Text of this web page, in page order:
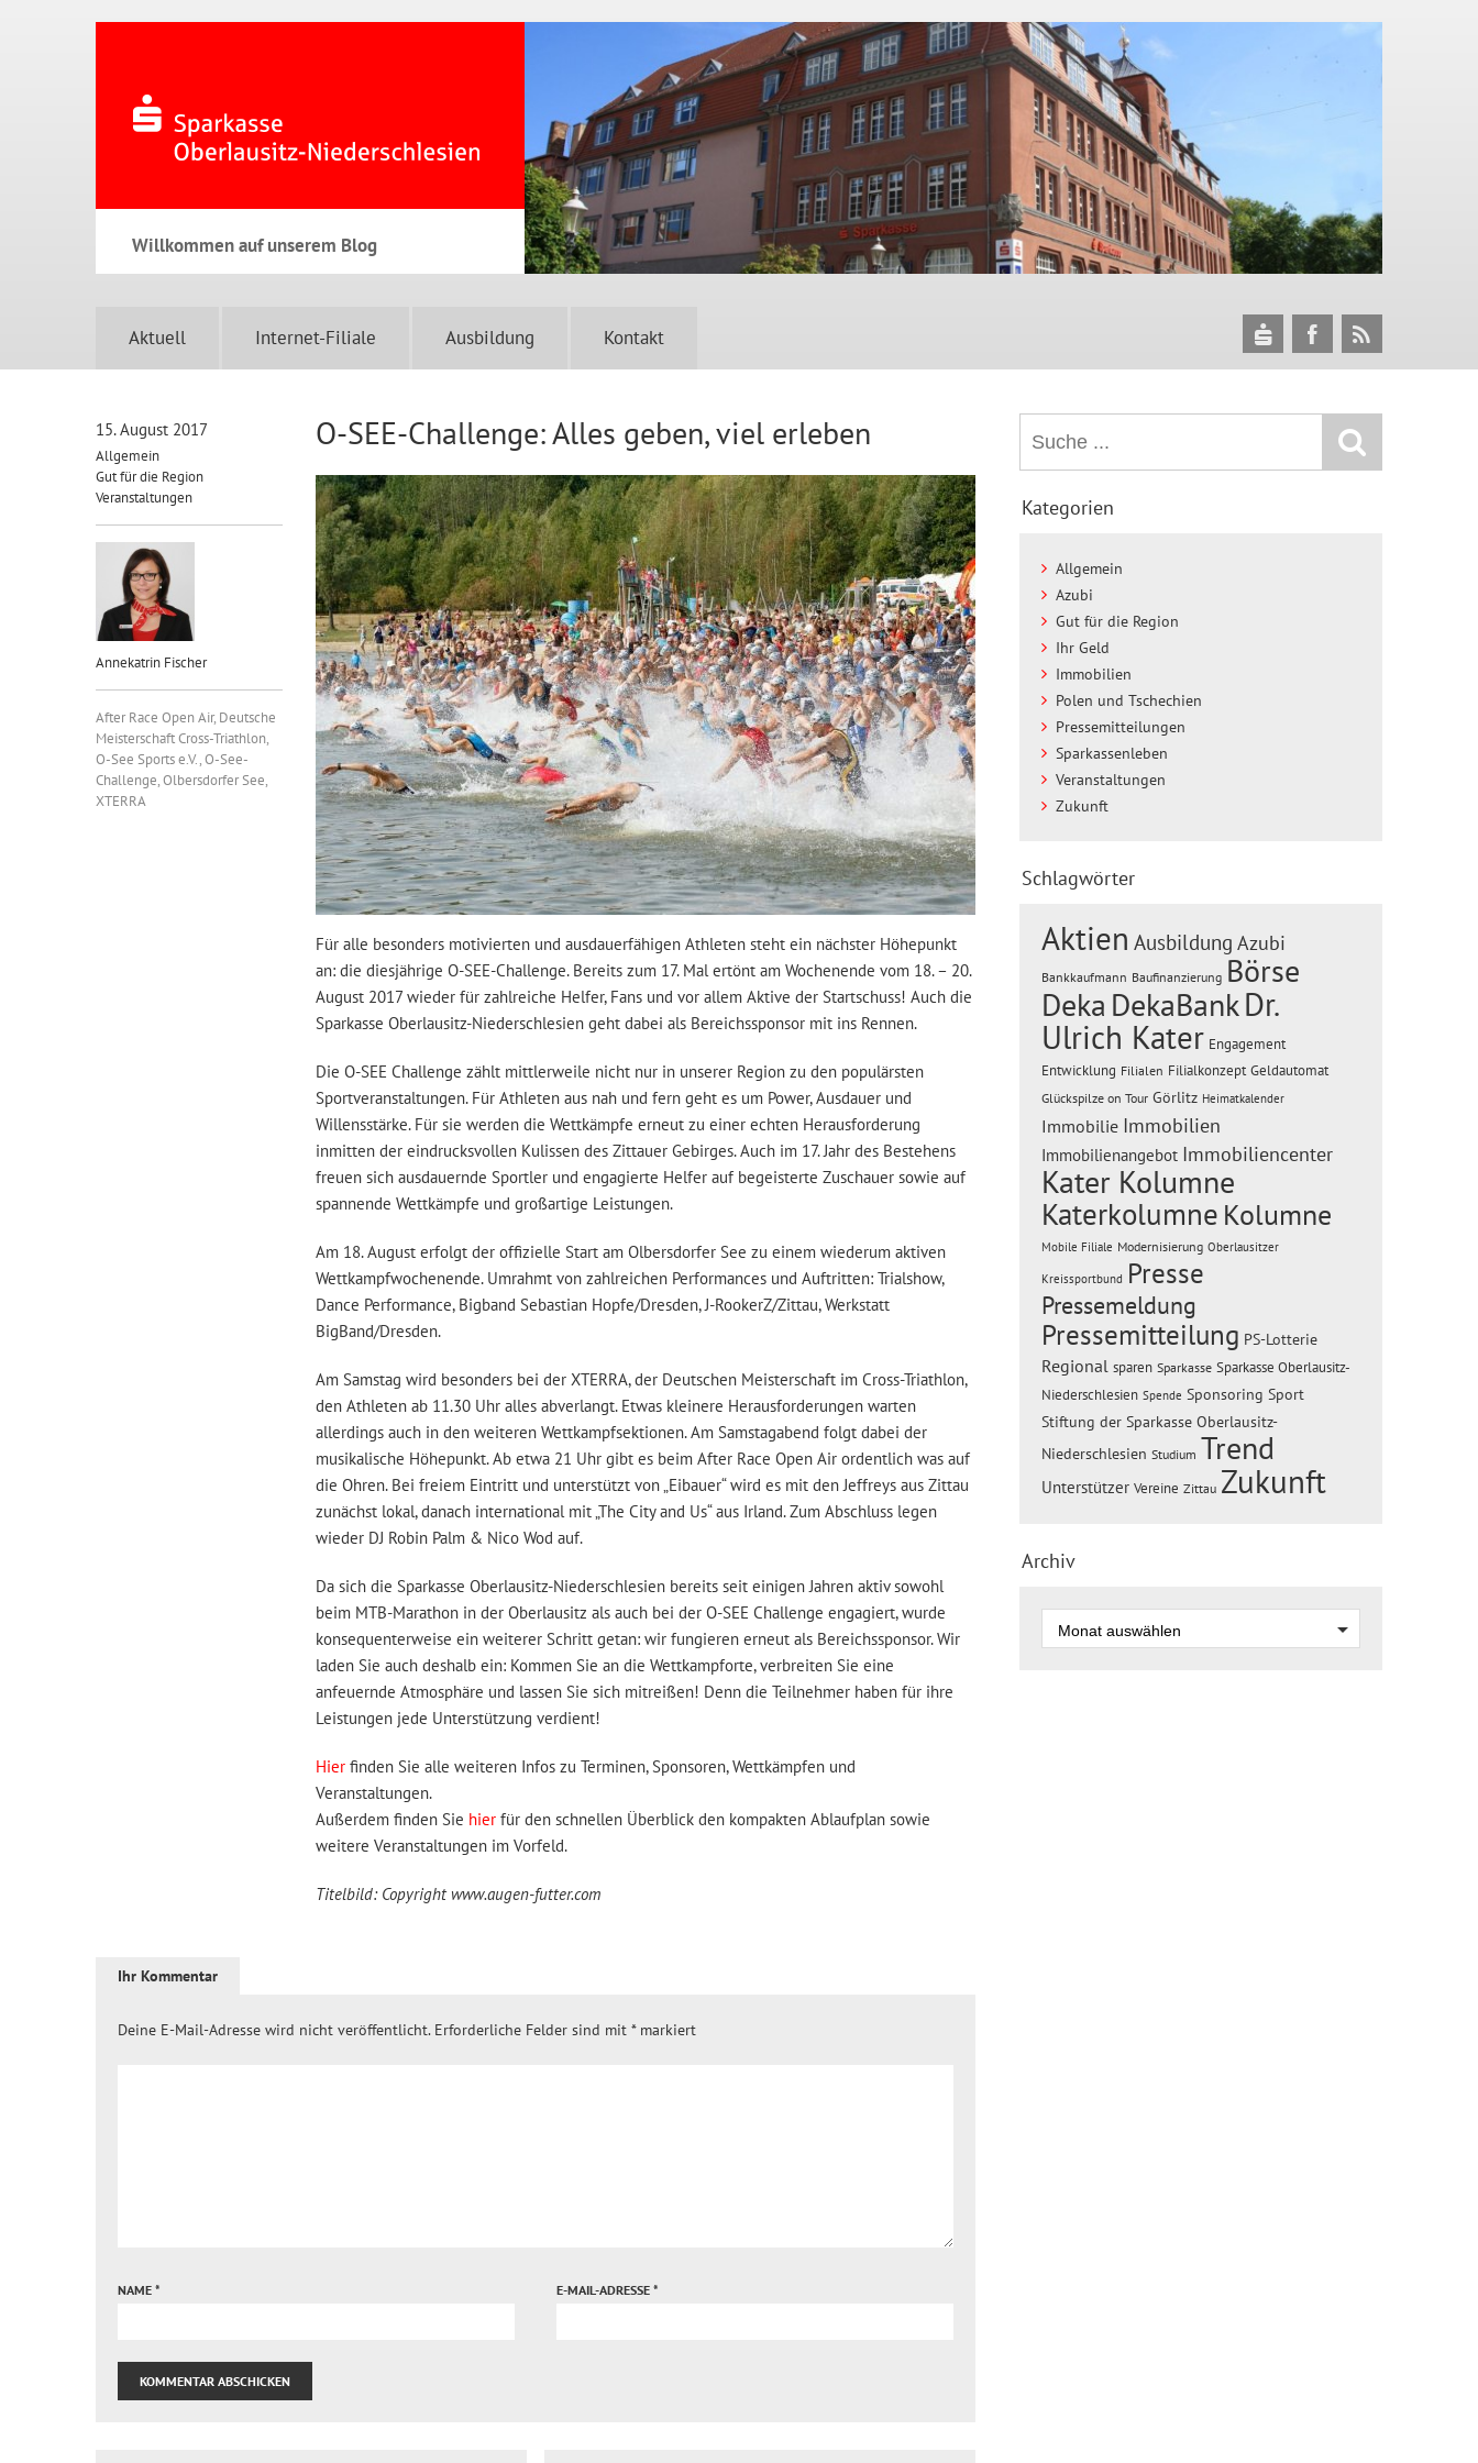
Willkommen auf unserem Blog
Aktuell Internet-Filiale Ausbildung Kontakt
15. August 2017
Allgemein
Gut für die Region
Veranstaltungen
Annekatrin Fischer
After Race Open Air, Deutsche
Meisterschaft Cross-Triathlon,
O-See Sports e.V.,O-See-
Challenge,Olbersdorfer See,
XTERRA
O-SEE-Challenge: Alles geben, viel erleben
Für alle besonders motivierten und ausdauerfähigen Athleten steht ein nächster Höhepunkt
an: die diesjährige O-SEE-Challenge. Bereits zum 17. Mal ertönt am Wochenende vom 18. – 20.
August 2017 wieder für zahlreiche Helfer, Fans und vor allem Aktive der Startschuss! Auch die
Sparkasse Oberlausitz-Niederschlesien geht dabei als Bereichssponsor mit ins Rennen.
Die O-SEE Challenge zählt mittlerweile nicht nur in unserer Region zu den populärsten
Sportveranstaltungen. Für Athleten aus nah und fern geht es um Power, Ausdauer und
Willensstärke. Für sie werden die Wettkämpfe erneut zu einer echten Herausforderung
inmitten der eindrucksvollen Kulissen des Zittauer Gebirges. Auch im 17. Jahr des Bestehens
freuen sich ausdauernde Sportler und engagierte Helfer auf begeisterte Zuschauer sowie auf
spannende Wettkämpfe und großartige Leistungen.
Am 18. August erfolgt der offizielle Start am Olbersdorfer See zu einem wiederum aktiven
Wettkampfwochenende. Umrahmt von zahlreichen Performances und Auftritten: Trialshow,
Dance Performance, Bigband Sebastian Hopfe/Dresden, J-RookerZ/Zittau, Werkstatt
BigBand/Dresden.
Am Samstag wird besonders bei der XTERRA, der Deutschen Meisterschaft im Cross-Triathlon,
den Athleten ab 11.30 Uhr alles abverlangt. Etwas kleinere Herausforderungen warten
allerdings auch in den weiteren Wettkampfsektionen. Am Samstagabend folgt dabei der
musikalische Höhepunkt. Ab etwa 21 Uhr gibt es beim After Race Open Air ordentlich was auf
die Ohren. Bei freiem Eintritt und unterstützt von „Eibauer“ wird es mit den Jeffreys aus Zittau
zunächst lokal, danach international mit „The City and Us“ aus Irland. Zum Abschluss legen
wieder DJ Robin Palm & Nico Wod auf.
Da sich die Sparkasse Oberlausitz-Niederschlesien bereits seit einigen Jahren aktiv sowohl
beim MTB-Marathon in der Oberlausitz als auch bei der O-SEE Challenge engagiert, wurde
konsequenterweise ein weiterer Schritt getan: wir fungieren erneut als Bereichssponsor. Wir
laden Sie auch deshalb ein: Kommen Sie an die Wettkampforte, verbreiten Sie eine
anfeuernde Atmosphäre und lassen Sie sich mitreißen! Denn die Teilnehmer haben für ihre
Leistungen jede Unterstützung verdient!
Hier finden Sie alle weiteren Infos zu Terminen, Sponsoren, Wettkämpfen und
Veranstaltungen.
Außerdem finden Sie hier für den schnellen Überblick den kompakten Ablaufplan sowie
weitere Veranstaltungen im Vorfeld.
Titelbild: Copyright www.augen-futter.com
Ihr Kommentar
Deine E-Mail-Adresse wird nicht veröffentlicht. Erforderliche Felder sind mit *markiert
NAME * E-MAIL-ADRESSE *
Kategorien
Allgemein
Azubi
Gut für die Region
Ihr Geld
Immobilien
Polen und Tschechien
Pressemitteilungen
Sparkassenleben
Veranstaltungen
Zukunft
Schlagwörter
Aktien Ausbildung Azubi
Bankkaufmann Baufinanzierung Börse
Deka DekaBankDr.
Ulrich Kater Engagement
Entwicklung Filialen Filialkonzept Geldautomat
Glückspilze on Tour Görlitz Heimatkalender
Immobilie Immobilien
Immobilienangebot Immobiliencenter
Kater Kolumne
Katerkolumne Kolumne
Mobile Filiale Modernisierung Oberlausitzer
Kreissportbund Presse
Pressemeldung
Pressemitteilung PS-Lotterie
Regional sparen Sparkasse Sparkasse Oberlausitz-
Niederschlesien Spende Sponsoring Sport
Stiftung der Sparkasse Oberlausitz-
Niederschlesien Studium Trend
Unterstützer Vereine Zittau Zukunft
Archiv